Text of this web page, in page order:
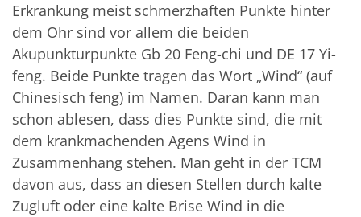
Erkrankung meist schmerzhaften Punkte hinter
dem Ohr sind vor allem die beiden
Akupunkturpunkte Gb 20 Feng-chi und DE 17 Yi-
feng. Beide Punkte tragen das Wort „Wind“ (auf
Chinesisch feng) im Namen. Daran kann man
schon ablesen, dass dies Punkte sind, die mit
dem krankmachenden Agens Wind in
Zusammenhang stehen. Man geht in der TCM
davon aus, dass an diesen Stellen durch kalte
Zugluft oder eine kalte Brise Wind in die